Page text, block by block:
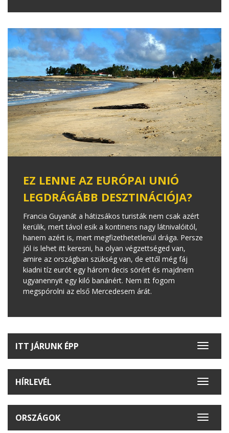
EZ LENNE AZ EURÓPAI UNIÓ
LEGDRÁGÁBB DESZTINÁCIÓJA?
Francia Guyanát a hátizsákos turisták nem csak azért
kerülik, mert távol esik a kontinens nagy látnivalóitól,
hanem azért is, mert megfizethetetlenül drága. Persze
jól is lehet itt keresni, ha olyan végzettséged van,
amire az országban szükség van, de ettől még fáj
kiadni tíz eurót egy három decis sörért és majdnem
ugyanennyit egy kiló banánért. Nem itt fogom
megspórolni az első Mercedesem árát.
Toggle
ITT JÁRUNK ÉPP
Toggle
HÍRLEVÉL
Toggle
ORSZÁGOK